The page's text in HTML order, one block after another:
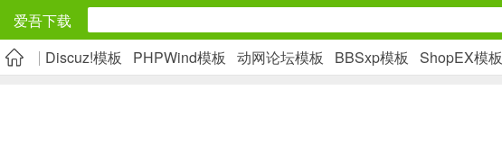
爱吾下载
安卓应用
Discuz!模板 PHPWind模板 动网论坛模板 BBSxp模板 ShopEX模板